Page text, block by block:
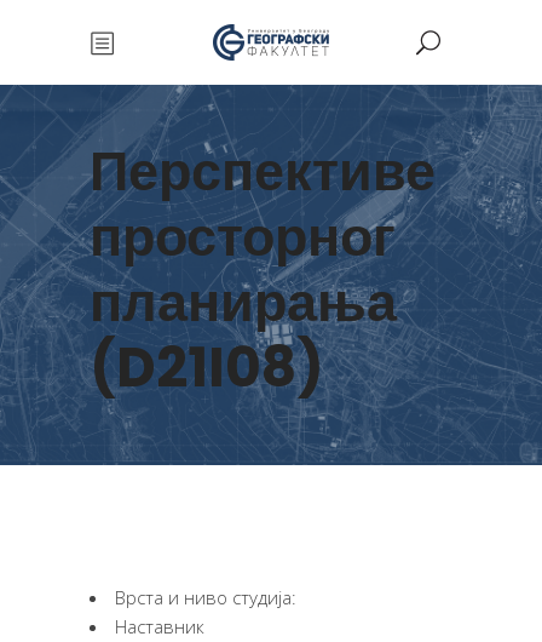
Перспективе
просторног
планирања
(D21I08)
Врста и ниво студија:
Наставник